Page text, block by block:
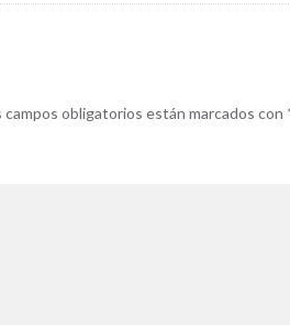
campos obligatorios están marcados con